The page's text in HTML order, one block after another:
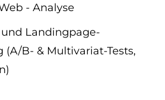
- Analyse
Landingpage-
B- & Multivariat-Tests,